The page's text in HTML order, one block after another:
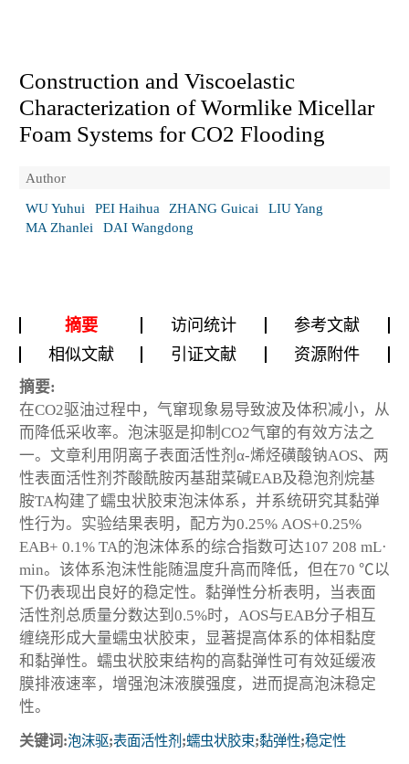
Construction and Viscoelastic
Characterization of Wormlike Micellar
Foam Systems for CO2 Flooding
Author
WU Yuhui
PEI Haihua ZHANG Guicai
LIU Yang
MA Zhanlei
DAI Wangdong
摘要 访问统计
参考文献
相似文献
引证文献 资源附件
摘要:
在CO2驱油过程中，气窜现象易导致波及体积减小，从
而降低采收率。泡沫驱是抑制CO2气窜的有效方法之
一。文章利用阴离子表面活性剂α-烯烃磺酸钠AOS、两
性表面活性剂芥酸酰胺丙基甜菜碱EAB及稳泡剂烷基
胺TA构建了蠕虫状胶束泡沫体系，并系统研究其黏弹
性行为。实验结果表明，配方为0.25% AOS+0.25%
EAB+ 0.1% TA的泡沫体系的综合指数可达107 208 mL·
min。该体系泡沫性能随温度升高而降低，但在70 ℃以
下仍表现出良好的稳定性。黏弹性分析表明，当表面
活性剂总质量分数达到0.5%时，AOS与EAB分子相互
缠绕形成大量蠕虫状胶束，显著提高体系的体相黏度
和黏弹性。蠕虫状胶束结构的高黏弹性可有效延缓液
膜排液速率，增强泡沫液膜强度，进而提高泡沫稳定
性。
关键词:泡沫驱;表面活性剂 ;蠕虫状胶束;黏弹性;稳定性